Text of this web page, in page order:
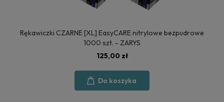
Rękawiczki CZARNE [XL] EasyCARE nitrylowe bezpudrowe
1000 szt. - ZARYS
125,00 zł
Do koszyka